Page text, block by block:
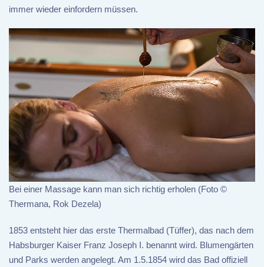
immer wieder einfordern müssen.
Bei einer Massage kann man sich richtig erholen (Foto ©
Thermana, Rok Dezela)
1853 entsteht hier das erste Thermalbad (Tüffer), das nach dem
Habsburger Kaiser Franz Joseph I. benannt wird. Blumengärten
und Parks werden angelegt. Am 1.5.1854 wird das Bad offiziell